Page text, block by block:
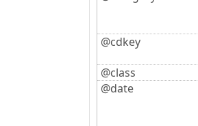
@cdkey
@class
@date